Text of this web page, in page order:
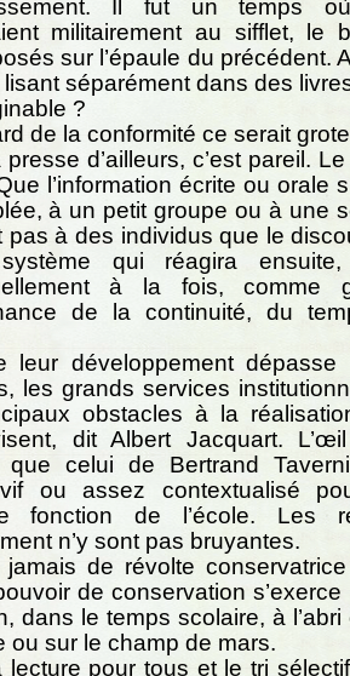
Il fut un temps
militairement au sifflet, le
sur l’épaule du précédent.
séparément dans des
?
de la conformité ce serait
presse d’ailleurs, c’est pareil.
l’information écrite ou orale
à un petit groupe ou à une
pas à des individus que le
qui réagira
à la fois, comme
de la continuité, du
leur développement dépasse
les grands services
obstacles à la
dit Albert Jacquart.
que celui de Bertrand
ou assez contextualisé
fonction de l’école. Les
n’y sont pas bruyantes.
jamais de révolte
de conservation
dans le temps scolaire, à
ou sur le champ de mars.
lecture pour tous et le tri